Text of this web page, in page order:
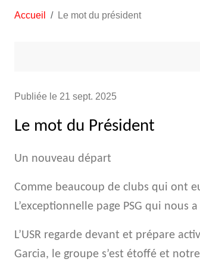
Accueil Le mot du président
Publiée le 21 sept. 2025
Le mot du Président
Un nouveau départ
Comme beaucoup de clubs qui ont
L’exceptionnelle page PSG qui
L’USR regarde devant et prépare
Garcia, le groupe s’est étoffé et